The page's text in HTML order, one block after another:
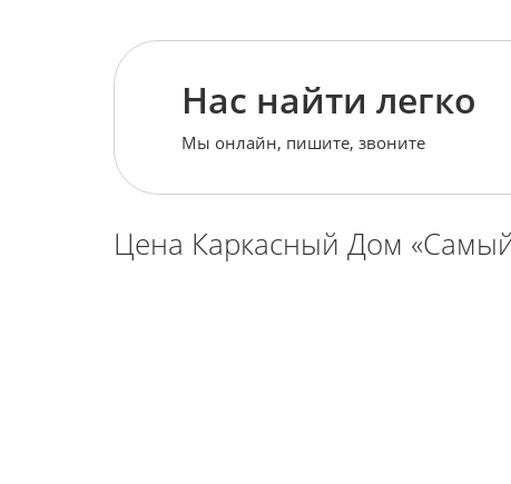
Нас найти легко
Мы онлайн, пишите, звоните
Цена Каркасный Дом